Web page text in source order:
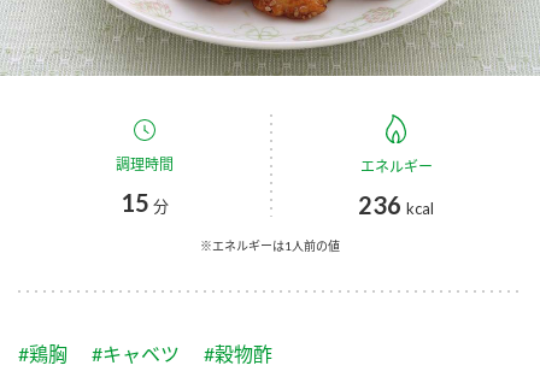
みりん風・料理酒 鍋用調味料
スープ 中華
商品ブランドサイト
Fibee（ファイビー）
カンタン酢
お酢ドリンク
かおりの蔵
つゆ
企業情報
ミツカングループについて
企業理念
ミツカンを知る
水の文化センター（アーカイブ）
調理時間
15 分
エネルギー
236 kcal
※エネルギーは1人前の値
#鶏胸 #キャベツ #穀物酢